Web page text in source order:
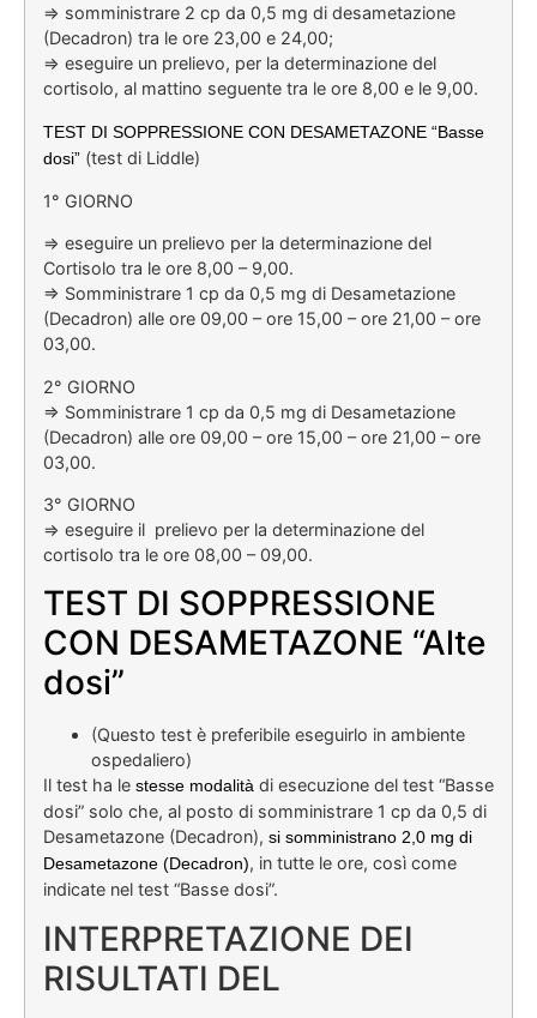
=> somministrare 2 cp da 0,5 mg di desametazione
(Decadron) tra le ore 23,00 e 24,00;
=> eseguire un prelievo, per la determinazione del
cortisolo, al mattino seguente tra le ore 8,00 e le 9,00.
TEST DI SOPPRESSIONE CON DESAMETAZONE “Basse
dosi” (test di Liddle)
1° GIORNO
=> eseguire un prelievo per la determinazione del
Cortisolo tra le ore 8,00 – 9,00.
=> Somministrare 1 cp da 0,5 mg di Desametazione
(Decadron) alle ore 09,00 – ore 15,00 – ore 21,00 – ore
03,00.
2° GIORNO
=> Somministrare 1 cp da 0,5 mg di Desametazione
(Decadron) alle ore 09,00 – ore 15,00 – ore 21,00 – ore
03,00.
3° GIORNO
=> eseguire il prelievo per la determinazione del
cortisolo tra le ore 08,00 – 09,00.
TEST DI SOPPRESSIONE
CON DESAMETAZONE “Alte
dosi”
(Questo test è preferibile eseguirlo in ambiente
ospedaliero)
Il test ha le stesse modalità di esecuzione del test “Basse
dosi” solo che, al posto di somministrare 1 cp da 0,5 di
Desametazone (Decadron), si somministrano 2,0 mg di
Desametazone (Decadron), in tutte le ore, così come
indicate nel test “Basse dosi”.
INTERPRETAZIONE DEI
RISULTATI DEL